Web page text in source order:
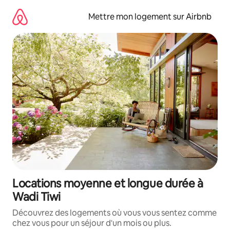
directement
contenu
Mettre mon logement sur Airbnb
Locations moyenne et longue durée à
Wadi Tiwi
Découvrez des logements où vous vous sentez comme
chez vous pour un séjour d'un mois ou plus.